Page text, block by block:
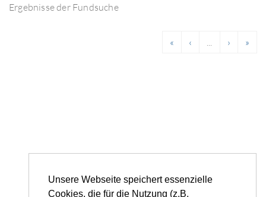
Unsere Webseite speichert essenzielle
Cookies, die für die Nutzung (z.B.
Ergebnisse der Fundsuche
« ‹ ... › »